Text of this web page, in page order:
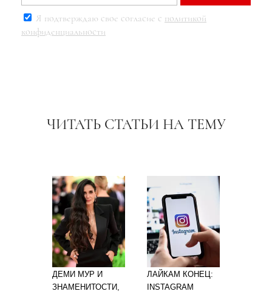
Я подтверждаю свое согласие с политикой
конфиденциальности
ЧИТАТЬ СТАТЬИ НА ТЕМУ
ДЕМИ МУР И
ЗНАМЕНИТОСТИ,
ЛАЙКАМ КОНЕЦ:
INSTAGRAM